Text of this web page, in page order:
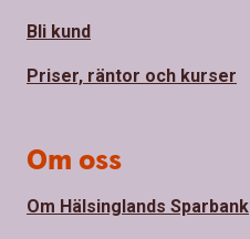
Bli kund
Priser, räntor och kurser
Om oss
Om Hälsinglands Sparbank